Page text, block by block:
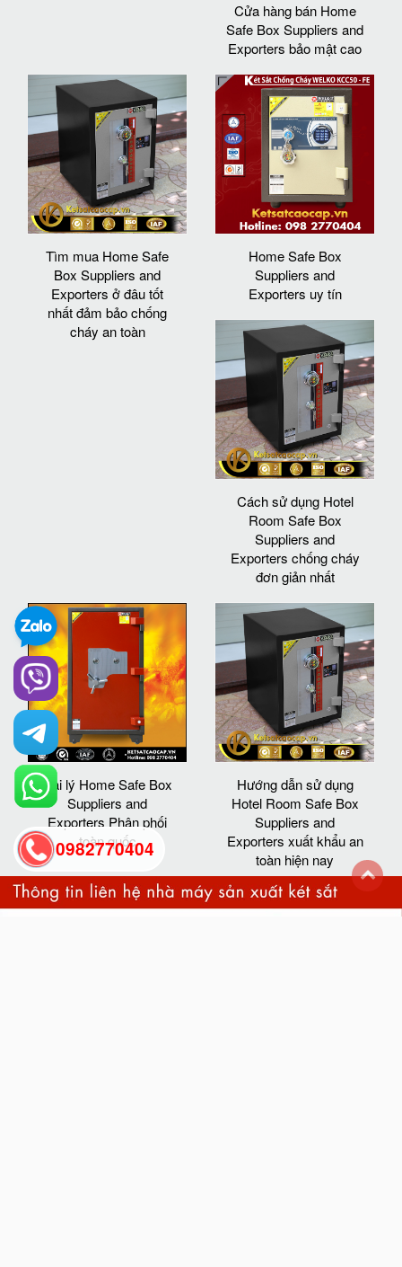
Cửa hàng bán Home
Safe Box Suppliers and
Exporters bảo mật cao
Tìm mua Home Safe
Box Suppliers and
Exporters ở đâu tốt
nhất đảm bảo chống
cháy an toàn
Home Safe Box
Suppliers and
Exporters uy tín
Cách sử dụng Hotel
Room Safe Box
Suppliers and
Exporters chống cháy
đơn giản nhất
Đại lý Home Safe Box
Suppliers and
Exporters Phân phối
toàn quốc
Hướng dẫn sử dụng
Hotel Room Safe Box
Suppliers and
Exporters xuất khẩu an
toàn hiện nay
0982770404
back